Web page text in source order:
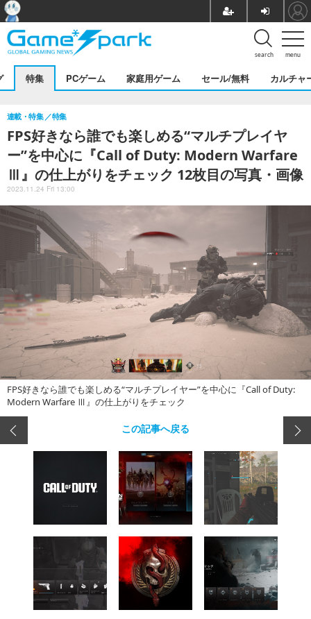
menu
search
特集 PCゲーム 家庭用ゲーム セール/無料 カルチャ
FPS好きなら誰でも楽しめる“マルチプレイヤ
ー”を中心に『Call of Duty: Modern Warfare
Ⅲ』の仕上がりをチェック 12枚目の写真・画像
連載・特集 特集
2023.11.24 Fri 13:00
FPS好きなら誰でも楽しめる“マルチプレイヤー”を中心に『Call of Duty:
Modern Warfare Ⅲ』の仕上がりをチェック
この記事へ戻る